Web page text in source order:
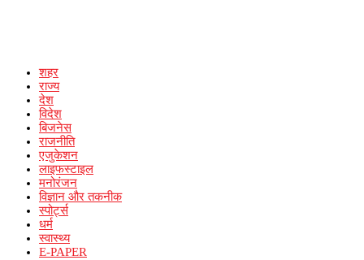
शहर
राज्य
देश
विदेश
बिजनेस
राजनीति
एजुकेशन
लाइफस्टाइल
मनोरंजन
विज्ञान और तकनीक
स्पोर्ट्स
धर्म
स्वास्थ्य
E-PAPER